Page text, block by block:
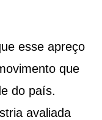
esse apreço
que
do país.
avaliada